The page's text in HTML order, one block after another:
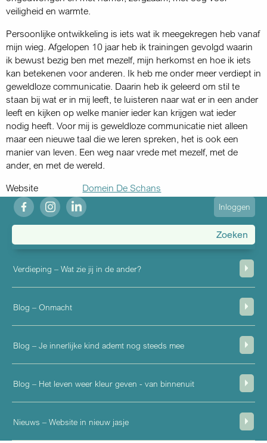
veiligheid en warmte.
Persoonlijke ontwikkeling is iets wat ik meegekregen heb vanaf
mijn wieg. Afgelopen 10 jaar heb ik trainingen gevolgd waarin
ik bewust bezig ben met mezelf, mijn herkomst en hoe ik iets
kan betekenen voor anderen. Ik heb me onder meer verdiept in
geweldloze communicatie. Daarin heb ik geleerd om stil te
staan bij wat er in mij leeft, te luisteren naar wat er in een ander
leeft en kijken op welke manier ieder kan krijgen wat ieder
nodig heeft. Voor mij is geweldloze communicatie niet alleen
maar een nieuwe taal die we leren spreken, het is ook een
manier van leven. Een weg naar vrede met mezelf, met de
ander, en met de wereld.
Website
Domein De Schans
fb
ig in
User
account
menu
Inloggen
Verdieping – Wat zie jij in de ander?
Blog – Onmacht
Blog – Je innerlijke kind ademt nog steeds mee
Blog – Het leven weer kleur geven - van binnenuit
Nieuws – Website in nieuw jasje